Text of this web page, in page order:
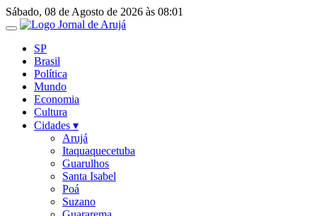
Ir
para
conteúdo
Sábado, 08 de Agosto de 2026 às 08:01
SP
Brasil
Política
Mundo
Economia
Cultura
Cidades ▾
Arujá
Itaquaquecetuba
Guarulhos
Santa Isabel
Poá
Suzano